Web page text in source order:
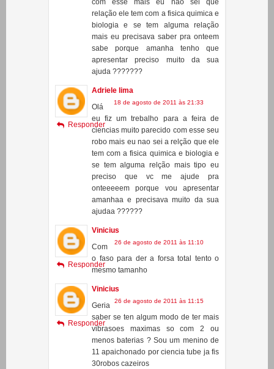
eu fiz um trabalho pra feira de
ciencias da minha escola parecido
com esse mais eu nao sei que
relação ele tem com a fisica quimica e
biologia e se tem alguma relação
mais eu precisava saber pra onteem
sabe porque amanha tenho que
apresentar preciso muito da sua
ajuda ???????
Responder
Adriele lima
18 de agosto de 2011 às 21:33
Olá
eu fiz um trebalho para a feira de
ciencias muito parecido com esse seu
robo mais eu nao sei a relção que ele
tem com a fisica quimica e biologia e
se tem alguma relção mais tipo eu
preciso que vc me ajude pra
onteeeeem porque vou apresentar
amanhaa e precisava muito da sua
ajudaa ??????
Responder
Vinicius
26 de agosto de 2011 às 11:10
Com
o faso para der a forsa total tento o
mesmo tamanho
Responder
Vinicius
26 de agosto de 2011 às 11:15
Geria
saber se ten algum modo de ter mais
vibrasoes maximas so com 2 ou
Responder